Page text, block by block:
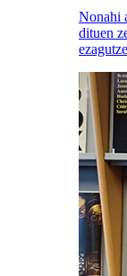
Nonahi
dituen